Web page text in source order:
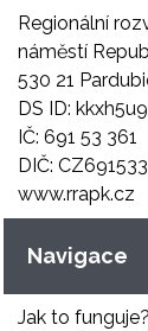
Regionální
náměstí
530 21
DS ID: kkxh5u9
IČ: 691 53 361
DIČ:
www.rrapk.cz
Navigace
Jak to funguje?